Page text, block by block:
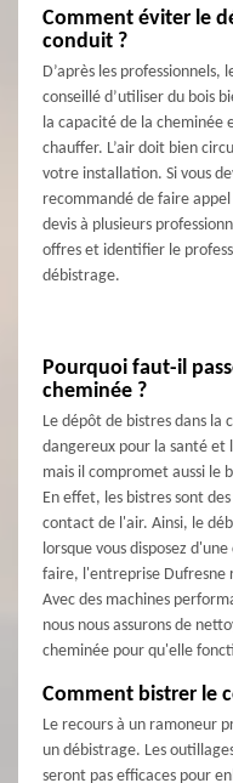
Comment éviter le
conduit ?
D’après les
conseillé d’utiliser du bois
la capacité de la cheminée
chauffer. L’air doit bien
votre installation. Si vous
recommandé de faire
devis à plusieurs
offres et identifier le
débistrage.
Pourquoi faut-il
cheminée ?
Le dépôt de bistres dans la
dangereux pour la santé et
mais il compromet aussi le
En effet, les bistres sont
contact de l'air. Ainsi, le
lorsque vous disposez
faire, l'entreprise Dufresne
Avec des machines
nous nous assurons de
cheminée pour qu'elle
Comment bistrer le
Le recours à un ramoneur
un débistrage. Les
seront pas efficaces pour